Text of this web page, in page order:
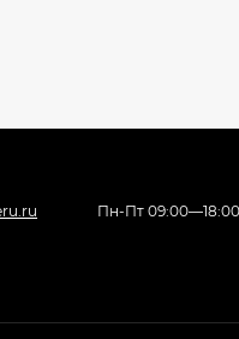
Пн-Пт 09:00—18:00